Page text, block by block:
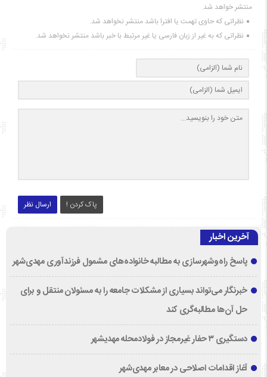
منتشر خواهد شد.
نظراتی که حاوی تهمت یا افترا باشد منتشر نخواهد شد.
نظراتی که به غیر از زبان فارسی یا غیر مرتبط با خبر باشد منتشر نخواهد شد.
ارسال نظر پاک کردن !
آخرین اخبار
پاسخ راه‌وشهرسازی به مطالبه خانواده‌های مشمول فرزندآوری مهدی‌شهر
خبرنگار می‌تواند بسیاری از مشکلات جامعه را به مسئولان منتقل و برای
حل آن‌ها مطالبه‌گری کند
دستگیری ۳ حفار غیرمجاز در فولادمحله مهدیشهر
آغاز اقدامات اصلاحی در معابر مهدی‌شهر